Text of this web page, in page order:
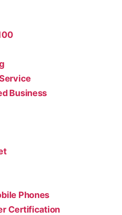
Business
Phones
Certification